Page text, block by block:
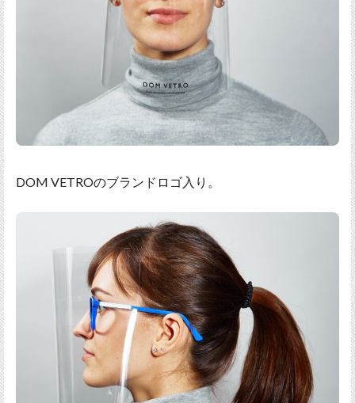
DOM VETROのブランドロゴ入り。